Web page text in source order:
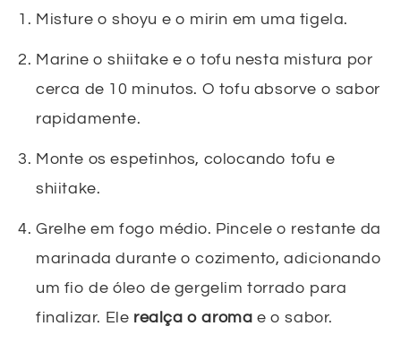
Misture o shoyu e o mirin em uma tigela.
Marine o shiitake e o tofu nesta mistura por
cerca de 10 minutos. O tofu absorve o sabor
rapidamente.
Monte os espetinhos, colocando tofu e
shiitake.
Grelhe em fogo médio. Pincele o restante da
marinada durante o cozimento, adicionando
um fio de óleo de gergelim torrado para
finalizar. Ele realça o aroma e o sabor.